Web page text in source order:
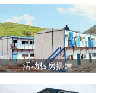
活动板房搭建